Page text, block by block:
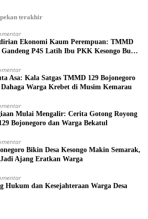
terakhir
Ekonomi Kaum Perempuan: TMMD
Gandeng P4S Latih Ibu PKK Kesongo Buat
Asa: Kala Satgas TMMD 129 Bojonegoro
Warga Krebet di Musim Kemarau
Mulai Mengalir: Cerita Gotong Royong
Bojonegoro dan Warga Bekatul
Bikin Desa Kesongo Makin Semarak,
Ajang Eratkan Warga
Hukum dan Kesejahteraan Warga Desa